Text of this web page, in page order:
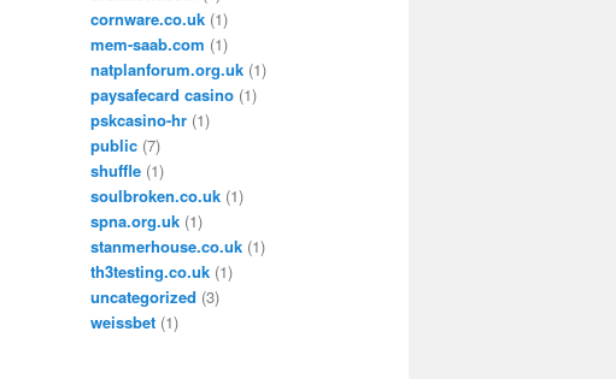
cornware.co.uk (1)
mem-saab.com (1)
natplanforum.org.uk (1)
paysafecard casino (1)
pskcasino-hr (1)
public (7)
shuffle (1)
soulbroken.co.uk (1)
spna.org.uk (1)
stanmerhouse.co.uk (1)
th3testing.co.uk (1)
uncategorized (3)
weissbet (1)